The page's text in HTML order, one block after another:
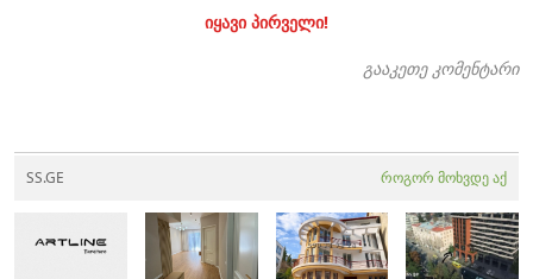
იყავი პირველი!
გააკეთე კომენტარი
SS.GE როგორ მოხვდე აქ